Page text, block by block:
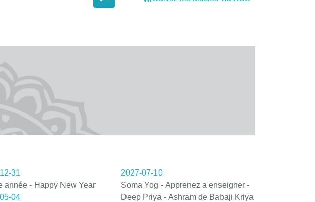
31
année - Happy New Year
04
2027-07-10
Soma Yog - Apprenez a enseigner -
Deep Priya - Ashram de Babaji Kriya